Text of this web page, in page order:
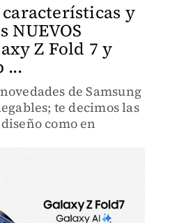
características y
NUEVOS
Z Fold 7 y
...
de Samsung
te decimos las
como en